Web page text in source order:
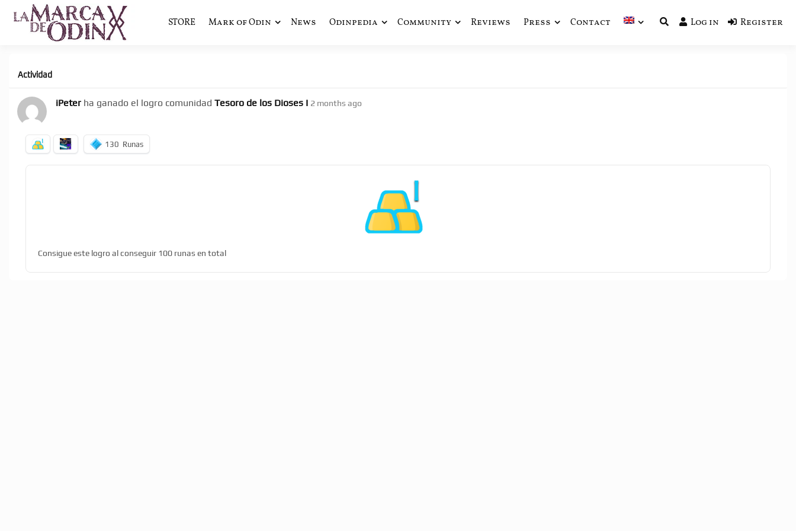
La saga literaria transmedia que fusiona actualidad con mitología nórdica y ciencia ficción
STORE Mark of Odin News Odinpedia Community Reviews Press Contact Log in Register
Actividad
iPeter ha ganado el logro comunidad Tesoro de los Dioses I 2 months ago
130 Runas
Consigue este logro al conseguir 100 runas en total